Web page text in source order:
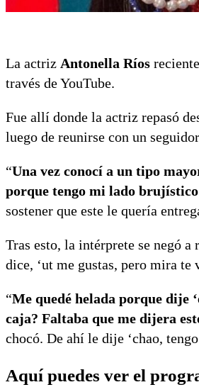
La actriz Antonella Ríos
través de YouTube.
Fue allí donde la actriz repasó
luego de reunirse con un
“Una vez conocí a un tipo
porque tengo mi lado
sostener que este le quería
Tras esto, la intérprete se negó
dice, ‘ut me gustas, pero mira te
“Me quedé helada porque dije
caja? Faltaba que me dijera
chocó. De ahí le dije ‘chao,
Aquí puedes ver el